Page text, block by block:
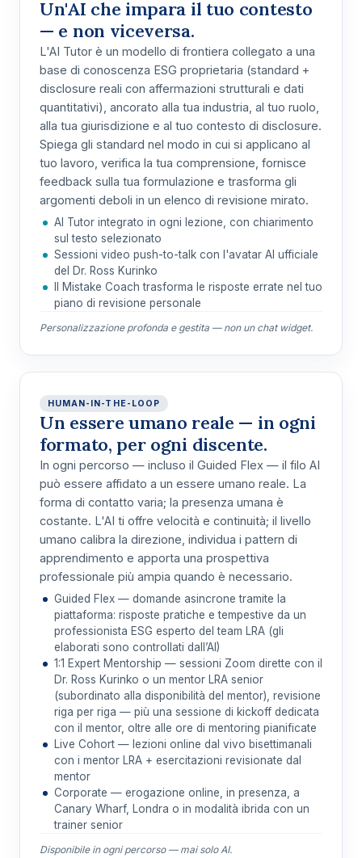
Un'AI che impara il tuo contesto
— e non viceversa.
L'AI Tutor è un modello di frontiera collegato a una
base di conoscenza ESG proprietaria (standard +
disclosure reali con affermazioni strutturali e dati
quantitativi), ancorato alla tua industria, al tuo ruolo,
alla tua giurisdizione e al tuo contesto di disclosure.
Spiega gli standard nel modo in cui si applicano al
tuo lavoro, verifica la tua comprensione, fornisce
feedback sulla tua formulazione e trasforma gli
argomenti deboli in un elenco di revisione mirato.
AI Tutor integrato in ogni lezione, con chiarimento
sul testo selezionato
Sessioni video push-to-talk con l'avatar AI ufficiale
del Dr. Ross Kurinko
Il Mistake Coach trasforma le risposte errate nel tuo
piano di revisione personale
Personalizzazione profonda e gestita — non un chat widget.
HUMAN-IN-THE-LOOP
Un essere umano reale — in ogni
formato, per ogni discente.
In ogni percorso — incluso il Guided Flex — il filo AI
può essere affidato a un essere umano reale. La
forma di contatto varia; la presenza umana è
costante. L'AI ti offre velocità e continuità; il livello
umano calibra la direzione, individua i pattern di
apprendimento e apporta una prospettiva
professionale più ampia quando è necessario.
Guided Flex — domande asincrone tramite la
piattaforma: risposte pratiche e tempestive da un
professionista ESG esperto del team LRA (gli
elaborati sono controllati dall’AI)
1:1 Expert Mentorship — sessioni Zoom dirette con il
Dr. Ross Kurinko o un mentor LRA senior
(subordinato alla disponibilità del mentor), revisione
riga per riga — più una sessione di kickoff dedicata
con il mentor, oltre alle ore di mentoring pianificate
Live Cohort — lezioni online dal vivo bisettimanali
con i mentor LRA + esercitazioni revisionate dal
mentor
Corporate — erogazione online, in presenza, a
Canary Wharf, Londra o in modalità ibrida con un
trainer senior
Disponibile in ogni percorso — mai solo AI.